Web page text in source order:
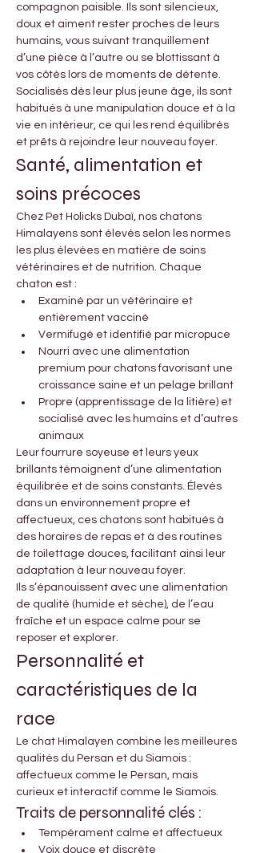
compagnon paisible. Ils sont silencieux,
doux et aiment rester proches de leurs
humains, vous suivant tranquillement
d’une pièce à l’autre ou se blottissant à
vos côtés lors de moments de détente.
Socialisés dès leur plus jeune âge, ils sont
habitués à une manipulation douce et à la
vie en intérieur, ce qui les rend équilibrés
et prêts à rejoindre leur nouveau foyer.
Santé, alimentation et
soins précoces
Chez Pet Holicks Dubaï, nos chatons
Himalayens sont élevés selon les normes
les plus élevées en matière de soins
vétérinaires et de nutrition. Chaque
chaton est :
Examiné par un vétérinaire et
entièrement vacciné
Vermifugé et identifié par micropuce
Nourri avec une alimentation
premium pour chatons favorisant une
croissance saine et un pelage brillant
Propre (apprentissage de la litière) et
socialisé avec les humains et d’autres
animaux
Leur fourrure soyeuse et leurs yeux
brillants témoignent d’une alimentation
équilibrée et de soins constants. Élevés
dans un environnement propre et
affectueux, ces chatons sont habitués à
des horaires de repas et à des routines
de toilettage douces, facilitant ainsi leur
adaptation à leur nouveau foyer.
Ils s’épanouissent avec une alimentation
de qualité (humide et sèche), de l’eau
fraîche et un espace calme pour se
reposer et explorer.
Personnalité et
caractéristiques de la
race
Le chat Himalayen combine les meilleures
qualités du Persan et du Siamois :
affectueux comme le Persan, mais
curieux et interactif comme le Siamois.
Traits de personnalité clés :
Tempérament calme et affectueux
Voix douce et discrète